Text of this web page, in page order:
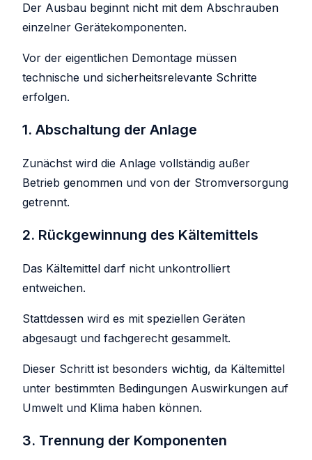
Der Ausbau beginnt nicht mit dem Abschrauben
einzelner Gerätekomponenten.
Vor der eigentlichen Demontage müssen
technische und sicherheitsrelevante Schritte
erfolgen.
1. Abschaltung der Anlage
Zunächst wird die Anlage vollständig außer
Betrieb genommen und von der Stromversorgung
getrennt.
2. Rückgewinnung des Kältemittels
Das Kältemittel darf nicht unkontrolliert
entweichen.
Stattdessen wird es mit speziellen Geräten
abgesaugt und fachgerecht gesammelt.
Dieser Schritt ist besonders wichtig, da Kältemittel
unter bestimmten Bedingungen Auswirkungen auf
Umwelt und Klima haben können.
3. Trennung der Komponenten